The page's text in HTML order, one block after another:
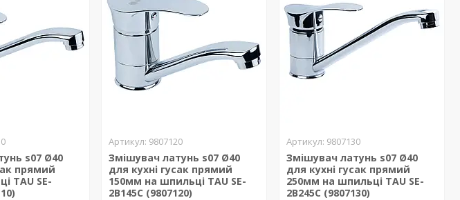
s07 Ø40
прямий
TAU SE-
9807120
Змішувач латунь s07 Ø40
для кухні гусак прямий
150мм на шпильці TAU SE-
2B145C (9807120)
9807130
Змішувач латунь s07 Ø40
для кухні гусак прямий
250мм на шпильці TAU SE-
2B245C (9807130)